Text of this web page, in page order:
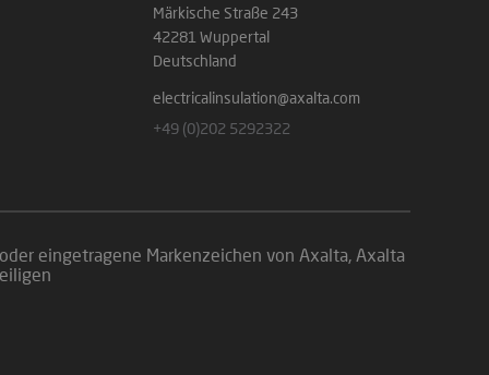
Märkische Straße 243
42281 Wuppertal
Deutschland
electricalinsulation@axalta.com
+49 (0)202 5292322
eingetragene Markenzeichen von Axalta, Axalta